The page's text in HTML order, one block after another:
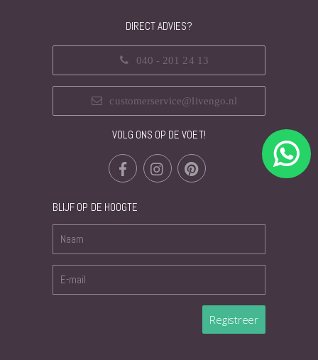
DIRECT ADVIES?
040 - 201 24 13
customerservice@livengo.nl
VOLG ONS OP DE VOET!
BLIJF OP DE HOOGTE
Registreer